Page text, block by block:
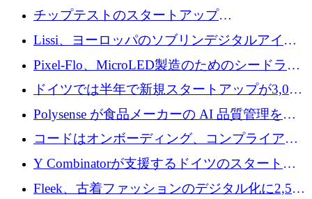
立したAIライティングのスタートアップが
1,300万ドルのシード投資を調達
チップテストのスタートアップ
QuantumDiamondsが株式資金で1,500万ユーロ
を調達
Lissi、ヨーロッパのソブリンデジタルアイデ
ンティティの未来を推進するために350万ユー
ロを調達
Pixel-Flo、MicroLED製造のためのシードラウ
ンドで525万ポンドを獲得
ドイツでは半年で新規スタートアップが3,000
社という記録を目の当たりにし、涙を流すハ
ンブルク
Polysense が食品メーカーの AI 品質管理を拡
張するために 1,070 万ドルを調達
コードはオンボーディング、コンプライアン
ス、支払いを統合するために 640 万ポンドを
Y Combinatorが支援するドイツのスタートア
ップFintoが340万ドルを調達、シリコンバレ
Fleek、古着ファッションのデジタル化に2,500